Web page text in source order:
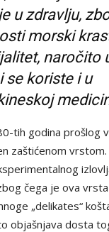
u zdravlju,
morski
naročito
se koriste i u
tih godina prošlog
zaštićenom vrstom.
čega je ova
„delikates“
objašnjava dosta